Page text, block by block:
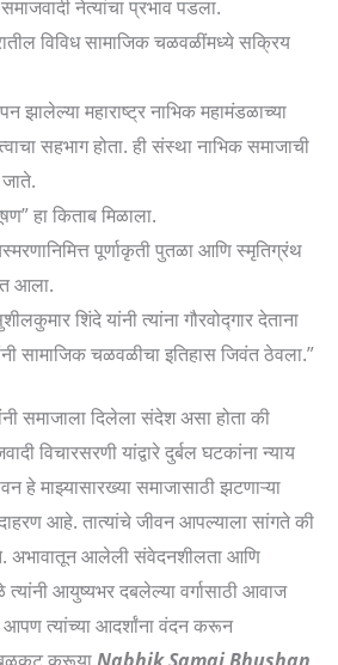
नेत्यांचा प्रभाव पडला.
विविध सामाजिक चळवळींमध्ये सक्रिय
झालेल्या महाराष्ट्र नाभिक महामंडळाच्या
सहभाग होता. ही संस्था नाभिक समाजाची
हा किताब मिळाला.
पूर्णाकृती पुतळा आणि स्मृतिग्रंथ
आला.
शिंदे यांनी त्यांना गौरवोद्गार देताना
सामाजिक चळवळीचा इतिहास जिवंत ठेवला.”
समाजाला दिलेला संदेश असा होता की
विचारसरणी यांद्वारे दुर्बल घटकांना न्याय
हे माझ्यासारख्या समाजासाठी झटणाऱ्या
आहे. तात्यांचे जीवन आपल्याला सांगते की
अभावातून आलेली संवेदनशीलता आणि
आयुष्यभर दबलेल्या वर्गासाठी आवाज
आपण त्यांच्या आदर्शांना वंदन करून